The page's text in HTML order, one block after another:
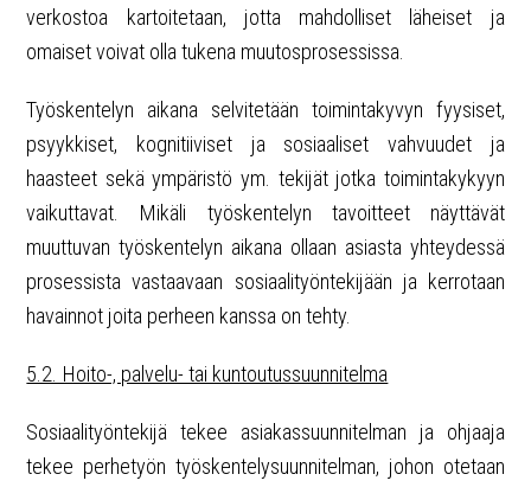
verkostoa kartoitetaan, jotta mahdolliset läheiset ja
omaiset voivat olla tukena muutosprosessissa.
Työskentelyn aikana selvitetään toimintakyvyn fyysiset,
psyykkiset, kognitiiviset ja sosiaaliset vahvuudet ja
haasteet sekä ympäristö ym. tekijät jotka toimintakykyyn
vaikuttavat. Mikäli työskentelyn tavoitteet näyttävät
muuttuvan työskentelyn aikana ollaan asiasta yhteydessä
prosessista vastaavaan sosiaalityöntekijään ja kerrotaan
havainnot joita perheen kanssa on tehty.
5.2. Hoito-, palvelu- tai kuntoutussuunnitelma
Sosiaalityöntekijä tekee asiakassuunnitelman ja ohjaaja
tekee perhetyön työskentelysuunnitelman, johon otetaan